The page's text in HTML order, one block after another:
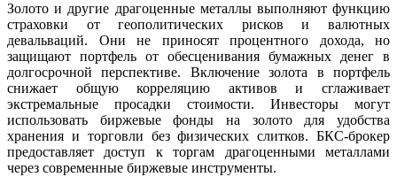
Золото и другие драгоценные металлы выполняют функцию
страховки от геополитических рисков и валютных
девальваций. Они не приносят процентного дохода, но
защищают портфель от обесценивания бумажных денег в
долгосрочной перспективе. Включение золота в портфель
снижает общую корреляцию активов и сглаживает
экстремальные просадки стоимости. Инвесторы могут
использовать биржевые фонды на золото для удобства
хранения и торговли без физических слитков. БКС-брокер
предоставляет доступ к торгам драгоценными металлами
через современные биржевые инструменты.